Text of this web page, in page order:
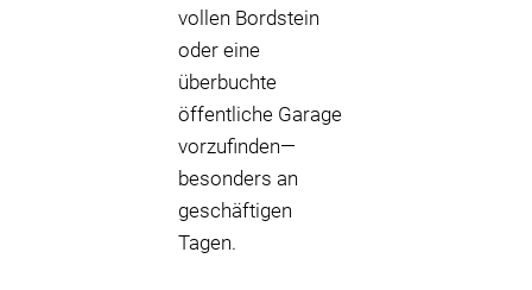
vollen Bordstein
oder eine
überbuchte
öffentliche Garage
vorzufinden—
besonders an
geschäftigen
Tagen.